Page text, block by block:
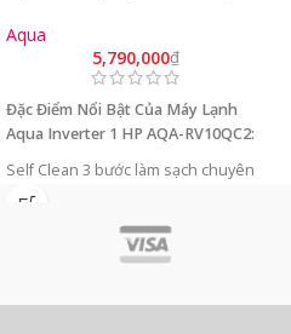
Aqua
5,790,000₫
Đặc Điểm Nổi Bật Của Máy Lạnh
Aqua Inverter 1 HP AQA-RV10QC2:
Self Clean 3 bước làm sạch chuyên
sâu.
Hyper PCB bo mạch tuổi thọ cao.